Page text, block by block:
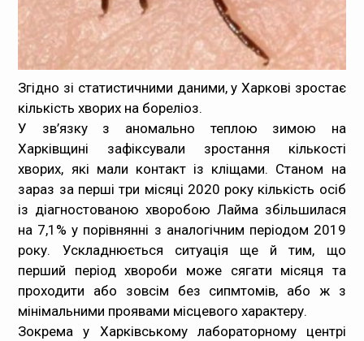
Контакти
Карта сайта
Згідно зі статистичними даними, у Харкові зростає
кількість хворих на бореліоз.
У зв’язку з аномально теплою зимою на
Харківщині зафіксували зростання кількості
хворих, які мали контакт із кліщами. Станом на
зараз за перші три місяці 2020 року кількість осіб
із діагностованою хворобою Лайма збільшилася
на 7,1% у порівнянні з аналогічним періодом 2019
року. Ускладнюється ситуація ще й тим, що
перший період хвороби може сягати місяця та
проходити або зовсім без сипмтомів, або ж з
мінімальними проявами місцевого характеру.
Зокрема у Харківському лабораторному центрі